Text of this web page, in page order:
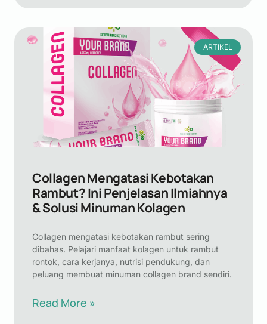
ARTIKEL
Collagen Mengatasi Kebotakan
Rambut? Ini Penjelasan Ilmiahnya
& Solusi Minuman Kolagen
Collagen mengatasi kebotakan rambut sering
dibahas. Pelajari manfaat kolagen untuk rambut
rontok, cara kerjanya, nutrisi pendukung, dan
peluang membuat minuman collagen brand sendiri.
Read More »